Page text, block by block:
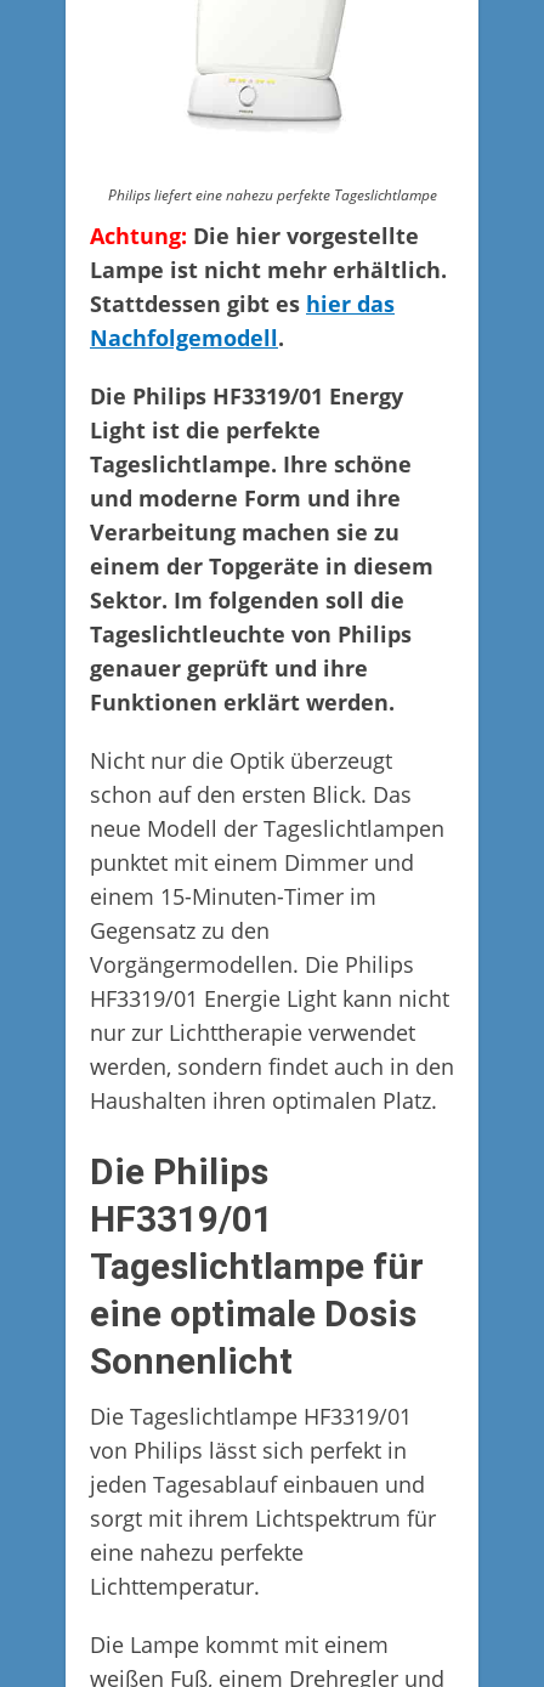
Philips liefert eine nahezu perfekte Tageslichtlampe
Achtung: Die hier vorgestellte
Lampe ist nicht mehr erhältlich.
Stattdessen gibt es hier das
Nachfolgemodell.
Die Philips HF3319/01 Energy
Light ist die perfekte
Tageslichtlampe. Ihre schöne
und moderne Form und ihre
Verarbeitung machen sie zu
einem der Topgeräte in diesem
Sektor. Im folgenden soll die
Tageslichtleuchte von Philips
genauer geprüft und ihre
Funktionen erklärt werden.
Nicht nur die Optik überzeugt
schon auf den ersten Blick. Das
neue Modell der Tageslichtlampen
punktet mit einem Dimmer und
einem 15-Minuten-Timer im
Gegensatz zu den
Vorgängermodellen. Die Philips
HF3319/01 Energie Light kann nicht
nur zur Lichttherapie verwendet
werden, sondern findet auch in den
Haushalten ihren optimalen Platz.
Die Philips
HF3319/01
Tageslichtlampe für
eine optimale Dosis
Sonnenlicht
Die Tageslichtlampe HF3319/01
von Philips lässt sich perfekt in
jeden Tagesablauf einbauen und
sorgt mit ihrem Lichtspektrum für
eine nahezu perfekte
Lichttemperatur.
Die Lampe kommt mit einem
weißen Fuß, einem Drehregler und